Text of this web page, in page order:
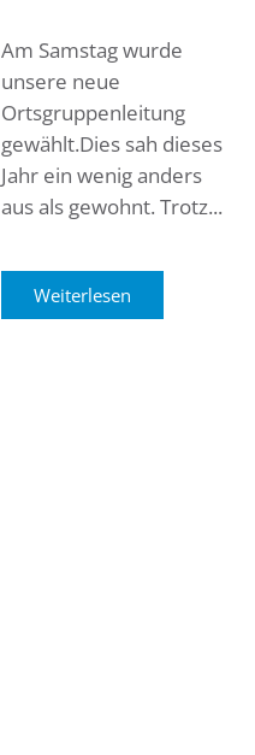
Am Samstag wurde
unsere neue
Ortsgruppenleitung
gewählt.Dies sah dieses
Jahr ein wenig anders
aus als gewohnt. Trotz...
Weiterlesen